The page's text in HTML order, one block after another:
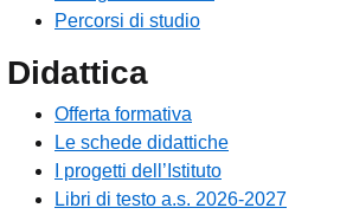
Percorsi di studio
Didattica
Offerta formativa
Le schede didattiche
I progetti dell’Istituto
Libri di testo a.s. 2026-2027